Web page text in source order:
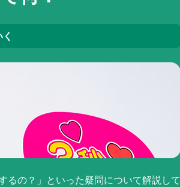
るの？」といった疑問について解説して